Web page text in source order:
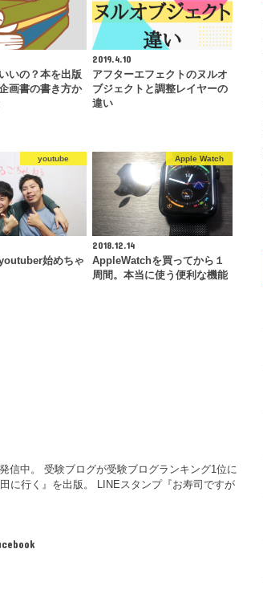
いの？本を出版
画書の書き方か
2019.4.10
アフターエフェクトのヌルオ
ブジェクトと調整レイヤーの
違い
youtube
始めちゃ
Apple Watch
2018.12.14
AppleWatchを買ってから１
周間。本当に使う便利な機能
信中。 受験ブログが受験ブログランキング1位に
に行く』を出版。 LINEスタンプ『お寿司ですが